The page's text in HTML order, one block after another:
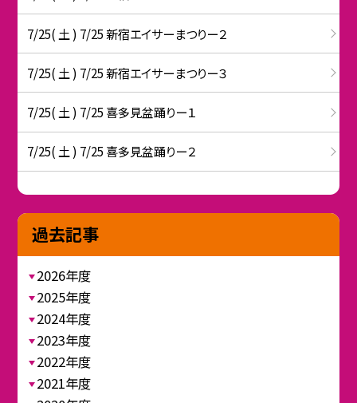
7/25( 土 ) 7/25 新宿エイサーまつりー２
7/25( 土 ) 7/25 新宿エイサーまつりー３
7/25( 土 ) 7/25 喜多見盆踊りー１
7/25( 土 ) 7/25 喜多見盆踊りー２
過去記事
2026年度
2025年度
2024年度
2023年度
2022年度
2021年度